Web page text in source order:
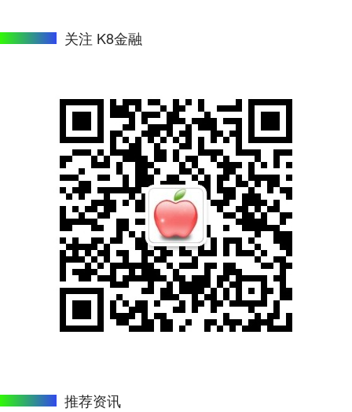
关注 K8金融
推荐资讯